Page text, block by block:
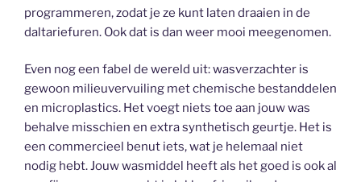
programmeren, zodat je ze kunt laten draaien in de
daltariefuren. Ook dat is dan weer mooi meegenomen.
Even nog een fabel de wereld uit: wasverzachter is
gewoon milieuvervuiling met chemische bestanddelen
en microplastics. Het voegt niets toe aan jouw was
behalve misschien en extra synthetisch geurtje. Het is
een commercieel benut iets, wat je helemaal niet
nodig hebt. Jouw wasmiddel heeft als het goed is ook al